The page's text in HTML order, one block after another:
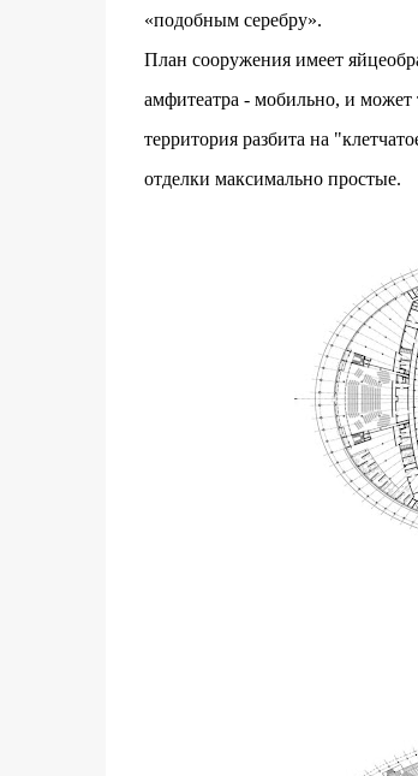
«подобным серебру».
План сооружения имеет
амфитеатра - мобильно, и
территория разбита на
отделки максимально простые.